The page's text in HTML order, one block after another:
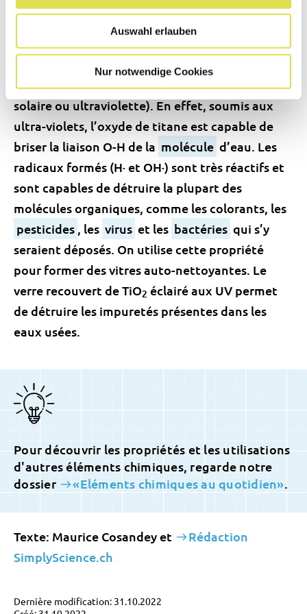
Auswahl erlauben
Nur notwendige Cookies
verre, l’oxyde de titane possède des
propriétés de photocatalyse (technique
d’oxydation fondée sur l’absorption de lumière,
solaire ou ultraviolette). En effet, soumis aux
ultra-violets, l’oxyde de titane est capable de
briser la liaison O-H de la molécule d’eau. Les
radicaux formés (H· et OH·) sont très réactifs et
sont capables de détruire la plupart des
molécules organiques, comme les colorants, les
pesticides
, les virus et les bactéries qui s’y
seraient déposés. On utilise cette propriété
pour former des vitres auto-nettoyantes. Le
verre recouvert de TiO2 éclairé aux UV permet
de détruire les impuretés présentes dans les
eaux usées.
Pour découvrir les propriétés et les utilisations
d'autres éléments chimiques, regarde notre
dossier
«Eléments chimiques au quotidien»
Texte: Maurice Cosandey et
Rédaction
SimplyScience.ch
Dernière modification: 31.10.2022